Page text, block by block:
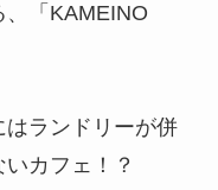
「KAMEINO
ランドリーが併
カフェ！？